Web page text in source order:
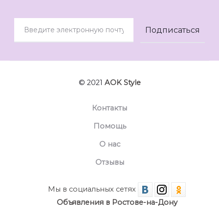
© 2021 AOK Style
Контакты
Помощь
О нас
Отзывы
Мы в социальных сетях
Объявления в Ростове-на-Дону